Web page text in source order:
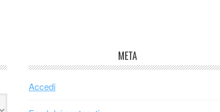
META
Accedi